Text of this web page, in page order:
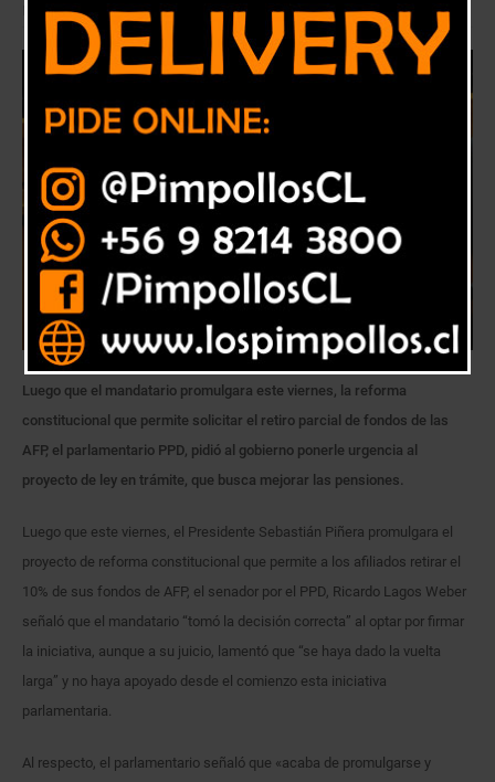
25 julio, 2020 Nacional
Luego que el mandatario promulgara este viernes, la reforma
constitucional que permite solicitar el retiro parcial de fondos de las
AFP, el parlamentario PPD, pidió al gobierno ponerle urgencia al
proyecto de ley en trámite, que busca mejorar las pensiones.
Luego que este viernes, el Presidente Sebastián Piñera promulgara el
proyecto de reforma constitucional que permite a los afiliados retirar el
10% de sus fondos de AFP, el senador por el PPD, Ricardo Lagos Weber
señaló que el mandatario “tomó la decisión correcta” al optar por firmar
la iniciativa, aunque a su juicio, lamentó que “se haya dado la vuelta
larga” y no haya apoyado desde el comienzo esta iniciativa
parlamentaria.
Al respecto, el parlamentario señaló que «acaba de promulgarse y